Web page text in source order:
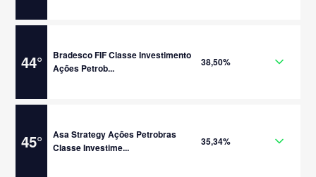
44°
Bradesco FIF Classe Investimento
Ações Petrob...
38,50%
45°
Asa Strategy Ações Petrobras
Classe Investime...
35,34%